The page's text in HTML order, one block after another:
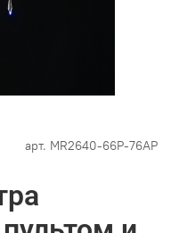
арт. MR2640-66P-76AP